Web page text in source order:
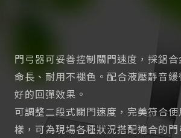
門弓器可妥善控制關門速度，採鋁
命長、耐用不褪色。配合液壓靜音
好的回彈效果。
可調整二段式關門速度，完美符合
樣，可為現場各種狀況搭配適合的